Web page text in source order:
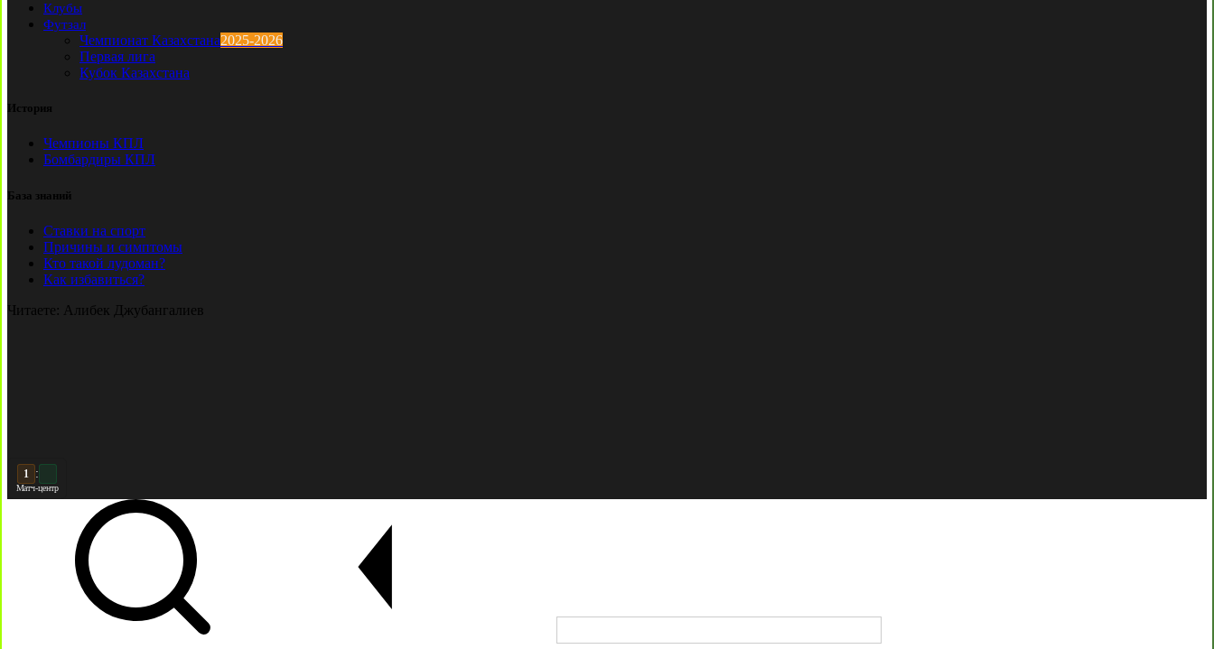
Клубы
Футзал
Чемпионат Казахстана2025-2026
Первая лига
Кубок Казахстана
История
Чемпионы КПЛ
Бомбардиры КПЛ
База знаний
Ставки на спорт
Причины и симптомы
Кто такой лудоман?
Как избавиться?
Читаете: Алибек Джубангалиев
2 :
Матч-центр